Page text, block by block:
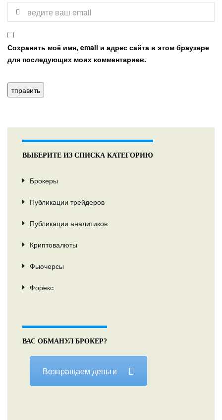
Сохранить моё имя, email и адрес сайта в этом браузере
для последующих моих комментариев.
ВЫБЕРИТЕ ИЗ СПИСКА КАТЕГОРИЮ
Брокеры
Публикации трейдеров
Публикации аналитиков
Криптовалюты
Фьючерсы
Форекс
ВАС ОБМАНУЛ БРОКЕР?
Возвращаем деньги